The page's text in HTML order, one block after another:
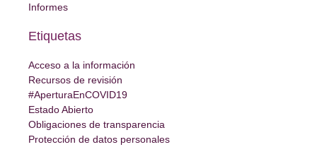
Informes
Etiquetas
Acceso a la información
Recursos de revisión
#AperturaEnCOVID19
Estado Abierto
Obligaciones de transparencia
Protección de datos personales